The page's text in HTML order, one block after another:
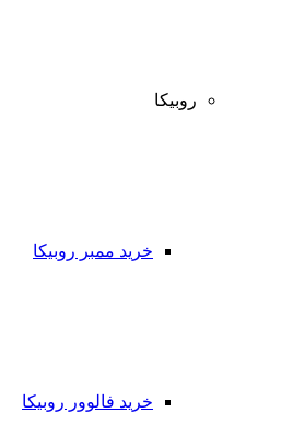
روبیکا
خرید ممبر روبیکا
خرید فالوور روبیکا